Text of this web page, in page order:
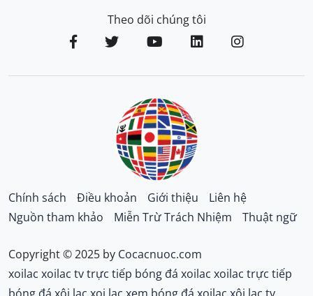
Theo dõi chúng tôi
Chính sách Điều khoản Giới thiệu
Liên hệ
Nguồn tham khảo
Miễn Trừ Trách Nhiệm Thuật ngữ
Copyright © 2025 by Cocacnuoc.com
xoilac xoilac tvtrực tiếp bóng đá xoilac xoilac trực tiếp